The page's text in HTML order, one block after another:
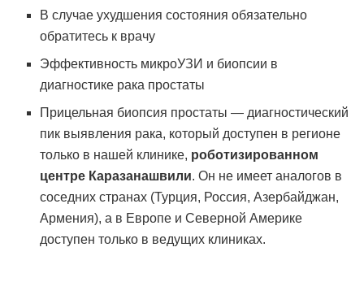
В случае ухудшения состояния обязательно
обратитесь к врачу
Эффективность микроУЗИ и биопсии в
диагностике рака простаты
Прицельная биопсия простаты — диагностический
пик выявления рака, который доступен в регионе
только в нашей клинике, роботизированном
центре Каразанашвили. Он не имеет аналогов в
соседних странах (Турция, Россия, Азербайджан,
Армения), а в Европе и Северной Америке
доступен только в ведущих клиниках.